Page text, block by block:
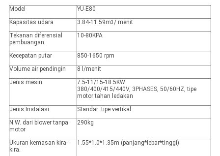
Model
YU-E80
Kapasitas udara
3.84-11.59m3/ menit
Tekanan diferensial
pembuangan
10-80KPA
Kecepatan putar
850-1650 rpm
Volume air pendingin
8 l/menit
Jenis mesin
7.5-11/15-18.5KW
380/400/415/440V, 3PHASES, 50/60HZ, tipe
motor tahan ledakan
Jenis Instalasi
Standar: tipe vertikal
N.W. dari blower tanpa
motor
290kg
Ukuran kemasan kira-
kira.
1.55*1.0*1.35m (panjang*lebar*tinggi)